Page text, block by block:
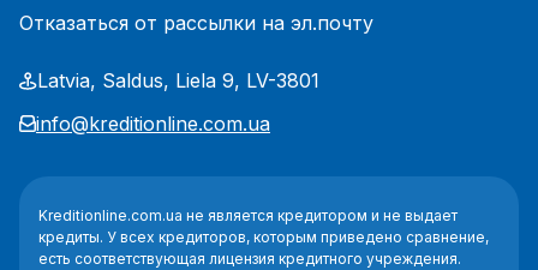
Отказаться от рассылки на эл.почту
Latvia, Saldus, Liela 9, LV-3801
info@kreditionline.com.ua
Kreditionline.com.ua не является кредитором и не выдает
кредиты. У всех кредиторов, которым приведено сравнение,
есть соответствующая лицензия кредитного учреждения.